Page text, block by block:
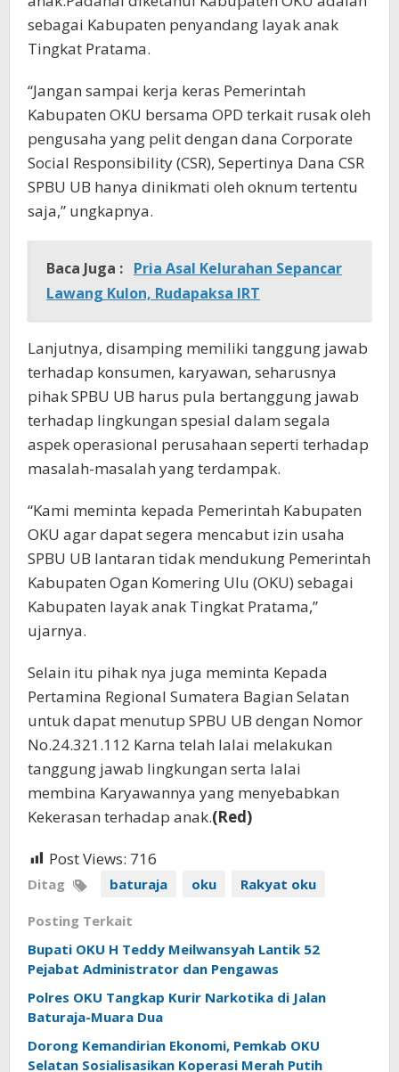
sebagai Kabupaten penyandang layak anak
Tingkat Pratama.
“Jangan sampai kerja keras Pemerintah
Kabupaten OKU bersama OPD terkait rusak oleh
pengusaha yang pelit dengan dana Corporate
Social Responsibility (CSR), Sepertinya Dana CSR
SPBU UB hanya dinikmati oleh oknum tertentu
saja,” ungkapnya.
Baca Juga : Pria Asal Kelurahan Sepancar
Lawang Kulon, Rudapaksa IRT
Lanjutnya, disamping memiliki tanggung jawab
terhadap konsumen, karyawan, seharusnya
pihak SPBU UB harus pula bertanggung jawab
terhadap lingkungan spesial dalam segala
aspek operasional perusahaan seperti terhadap
masalah-masalah yang terdampak.
“Kami meminta kepada Pemerintah Kabupaten
OKU agar dapat segera mencabut izin usaha
SPBU UB lantaran tidak mendukung Pemerintah
Kabupaten Ogan Komering Ulu (OKU) sebagai
Kabupaten layak anak Tingkat Pratama,”
ujarnya.
Selain itu pihak nya juga meminta Kepada
Pertamina Regional Sumatera Bagian Selatan
untuk dapat menutup SPBU UB dengan Nomor
No.24.321.112 Karna telah lalai melakukan
tanggung jawab lingkungan serta lalai
membina Karyawannya yang menyebabkan
Kekerasan terhadap anak.(Red)
Post Views: 716
Ditag baturaja oku Rakyat oku
Posting Terkait
Bupati OKU H Teddy Meilwansyah Lantik 52
Pejabat Administrator dan Pengawas
Polres OKU Tangkap Kurir Narkotika di Jalan
Baturaja-Muara Dua
Dorong Kemandirian Ekonomi, Pemkab OKU
Selatan Sosialisasikan Koperasi Merah Putih